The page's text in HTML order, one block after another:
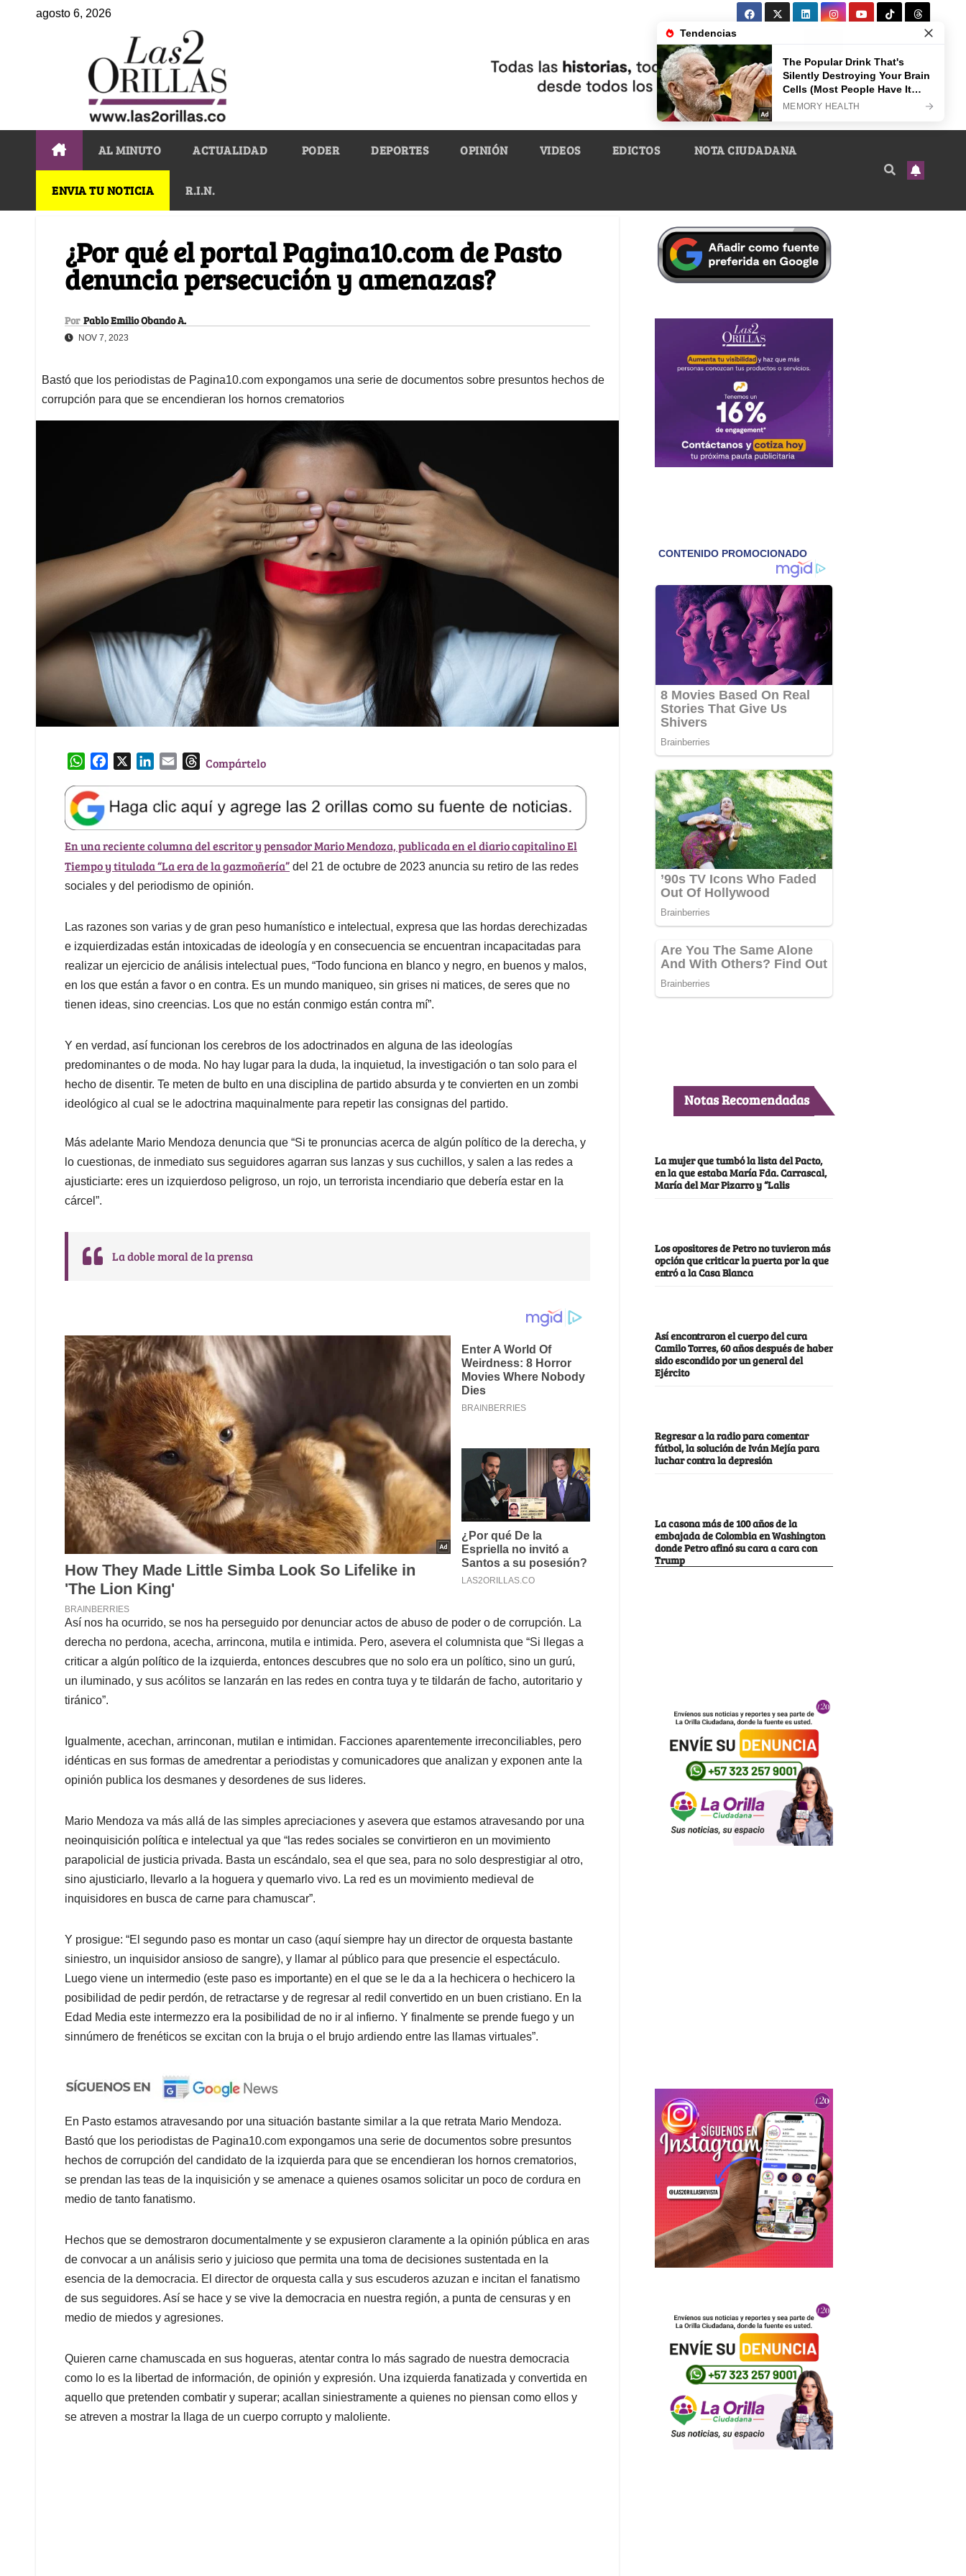
agosto 6, 2026
AL MINUTO ACTUALIDAD PODER DEPORTES OPINIÓN VIDEOS EDICTOS NOTA CIUDADANA
ENVIA TU NOTICIA R.I.N.
¿Por qué el portal Pagina10.com de Pasto
denuncia persecución y amenazas?
Por Pablo Emilio Obando A.
NOV 7, 2023
Bastó que los periodistas de Pagina10.com expongamos una serie de documentos sobre presuntos hechos de
corrupción para que se encendieran los hornos crematorios
W
a
t
s
A
p
p
e
b
o
o
k
k
e
d
I
n
l
T
e
a
d
s
Compártelo
En una reciente columna del escritor y pensador Mario Mendoza, publicada en el diario capitalino El
Tiempo y titulada “La era de la gazmoñería” del 21 de octubre de 2023 anuncia su retiro de las redes
sociales y del periodismo de opinión.
Las razones son varias y de gran peso humanístico e intelectual, expresa que las hordas derechizadas
e izquierdizadas están intoxicadas de ideología y en consecuencia se encuentran incapacitadas para
realizar un ejercicio de análisis intelectual pues, “Todo funciona en blanco y negro, en buenos y malos,
en los que están a favor o en contra. Es un mundo maniqueo, sin grises ni matices, de seres que no
tienen ideas, sino creencias. Los que no están conmigo están contra mí”.
Y en verdad, así funcionan los cerebros de los adoctrinados en alguna de las ideologías
predominantes o de moda. No hay lugar para la duda, la inquietud, la investigación o tan solo para el
hecho de disentir. Te meten de bulto en una disciplina de partido absurda y te convierten en un zombi
ideológico al cual se le adoctrina maquinalmente para repetir las consignas del partido.
Más adelante Mario Mendoza denuncia que “Si te pronuncias acerca de algún político de la derecha, y
lo cuestionas, de inmediato sus seguidores agarran sus lanzas y sus cuchillos, y salen a las redes a
ajusticiarte: eres un izquierdoso peligroso, un rojo, un terrorista incendiario que debería estar en la
cárcel”.
La doble moral de la prensa
Así nos ha ocurrido, se nos ha perseguido por denunciar actos de abuso de poder o de corrupción. La
derecha no perdona, acecha, arrincona, mutila e intimida. Pero, asevera el columnista que “Si llegas a
criticar a algún político de la izquierda, entonces descubres que no solo era un político, sino un gurú,
un iluminado, y sus acólitos se lanzarán en las redes en contra tuya y te tildarán de facho, autoritario y
tiránico”.
Igualmente, acechan, arrinconan, mutilan e intimidan. Facciones aparentemente irreconciliables, pero
idénticas en sus formas de amedrentar a periodistas y comunicadores que analizan y exponen ante la
opinión publica los desmanes y desordenes de sus lideres.
Mario Mendoza va más allá de las simples apreciaciones y asevera que estamos atravesando por una
neoinquisición política e intelectual ya que “las redes sociales se convirtieron en un movimiento
parapolicial de justicia privada. Basta un escándalo, sea el que sea, para no solo desprestigiar al otro,
sino ajusticiarlo, llevarlo a la hoguera y quemarlo vivo. La red es un movimiento medieval de
inquisidores en busca de carne para chamuscar”.
Y prosigue: “El segundo paso es montar un caso (aquí siempre hay un director de orquesta bastante
siniestro, un inquisidor ansioso de sangre), y llamar al público para que presencie el espectáculo.
Luego viene un intermedio (este paso es importante) en el que se le da a la hechicera o hechicero la
posibilidad de pedir perdón, de retractarse y de regresar al redil convertido en un buen cristiano. En la
Edad Media este intermezzo era la posibilidad de no ir al infierno. Y finalmente se prende fuego y un
sinnúmero de frenéticos se excitan con la bruja o el brujo ardiendo entre las llamas virtuales”.
En Pasto estamos atravesando por una situación bastante similar a la que retrata Mario Mendoza.
Bastó que los periodistas de Pagina10.com expongamos una serie de documentos sobre presuntos
hechos de corrupción del candidato de la izquierda para que se encendieran los hornos crematorios,
se prendan las teas de la inquisición y se amenace a quienes osamos solicitar un poco de cordura en
medio de tanto fanatismo.
Hechos que se demostraron documentalmente y se expusieron claramente a la opinión pública en aras
de convocar a un análisis serio y juicioso que permita una toma de decisiones sustentada en la
esencia de la democracia. El director de orquesta calla y sus escuderos azuzan e incitan el fanatismo
de sus seguidores. Así se hace y se vive la democracia en nuestra región, a punta de censuras y en
medio de miedos y agresiones.
Quieren carne chamuscada en sus hogueras, atentar contra lo más sagrado de nuestra democracia
como lo es la libertad de información, de opinión y expresión. Una izquierda fanatizada y convertida en
aquello que pretenden combatir y superar; acallan siniestramente a quienes no piensan como ellos y
se atreven a mostrar la llaga de un cuerpo corrupto y maloliente.
Notas Recomendadas
La mujer que tumbó la lista del Pacto,
en la que estaba María Fda. Carrascal,
María del Mar Pizarro y “Lalis
Los opositores de Petro no tuvieron más
opción que criticar la puerta por la que
entró a la Casa Blanca
Así encontraron el cuerpo del cura
Camilo Torres, 60 años después de haber
sido escondido por un general del
Ejército
Regresar a la radio para comentar
fútbol, la solución de Iván Mejía para
luchar contra la depresión
La casona más de 100 años de la
embajada de Colombia en Washington
donde Petro afinó su cara a cara con
Trump